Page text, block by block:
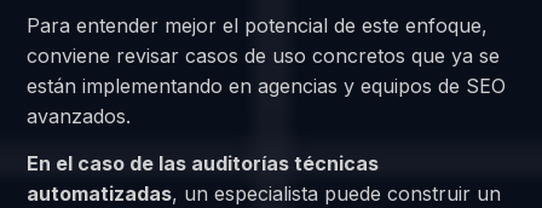
Para entender mejor el potencial de este enfoque,
conviene revisar casos de uso concretos que ya se
están implementando en agencias y equipos de SEO
avanzados.
En el caso de las auditorías técnicas
automatizadas, un especialista puede construir un